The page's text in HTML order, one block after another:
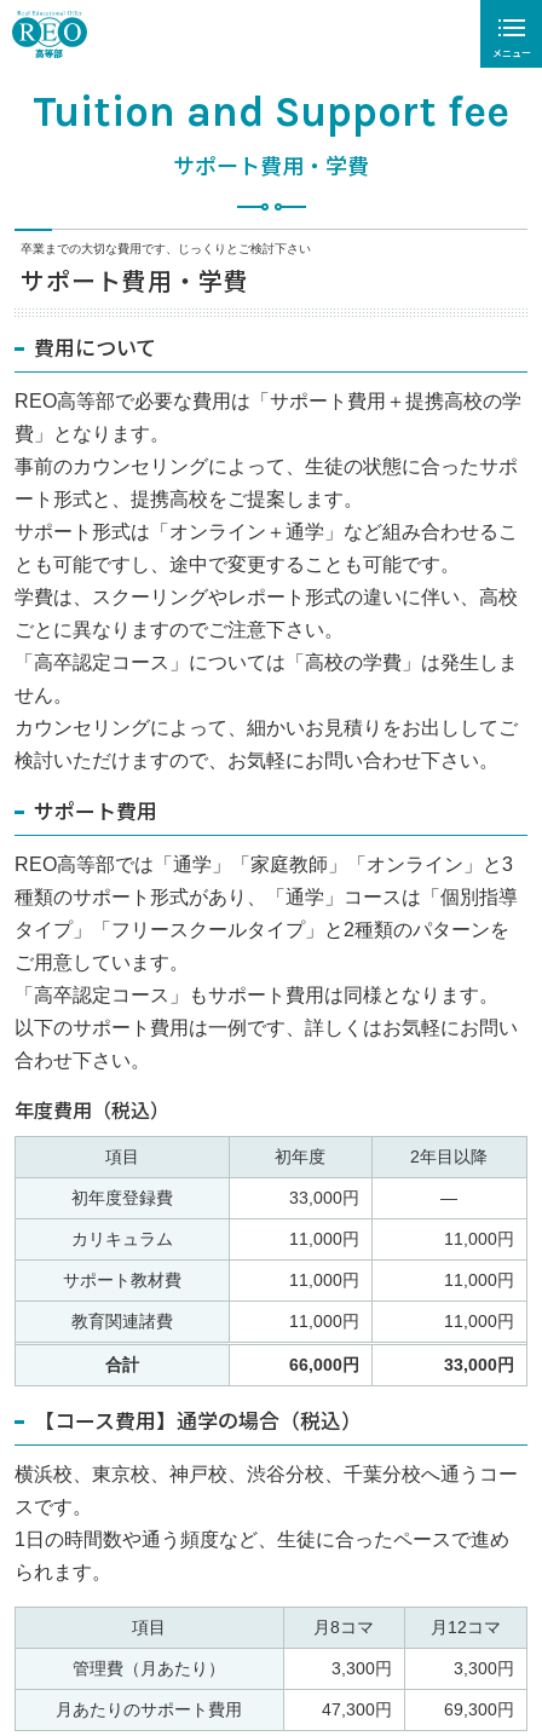
メニュー
閉じる
REO高等部について
REO高の学び
高卒認定試験対策
入学案内
入学をご検討の方へ
サポート費用・学費
保護者さまの声
個別説明会
資料請求・お問い合わせ
ニュース＆ブログ
プライバシーポリシー
0120-100-395
月～金曜日（祝祭日を除く）
閉じる
Tuition and Support fee
サポート費用・学費
卒業までの大切な費用です、じっくりとご検討下さい
サポート費用・学費
費用について
REO高等部で必要な費用は「サポート費用＋提携高校の学
費」となります。
事前のカウンセリングによって、生徒の状態に合ったサポ
ート形式と、提携高校をご提案します。
サポート形式は「オンライン＋通学」など組み合わせるこ
とも可能ですし、途中で変更することも可能です。
学費は、スクーリングやレポート形式の違いに伴い、高校
ごとに異なりますのでご注意下さい。
「高卒認定コース」については「高校の学費」は発生しま
せん。
カウンセリングによって、細かいお見積りをお出ししてご
検討いただけますので、お気軽にお問い合わせ下さい。
サポート費用
REO高等部では「通学」「家庭教師」「オンライン」と3
種類のサポート形式があり、「通学」コースは「個別指導
タイプ」「フリースクールタイプ」と2種類のパターンを
ご用意しています。
「高卒認定コース」もサポート費用は同様となります。
以下のサポート費用は一例です、詳しくはお気軽にお問い
合わせ下さい。
年度費用（税込）
項目 初年度 2年目以降
初年度登録費 33,000円 —
カリキュラム 11,000円 11,000円
サポート教材費 11,000円 11,000円
教育関連諸費 11,000円 11,000円
合計 66,000円 33,000円
【コース費用】通学の場合（税込）
横浜校、東京校、神戸校、渋谷分校、千葉分校へ通うコー
スです。
1日の時間数や通う頻度など、生徒に合ったペースで進め
られます。
項目 月8コマ 月12コマ
管理費（月あたり） 3,300円 3,300円
月あたりのサポート費用 47,300円 69,300円